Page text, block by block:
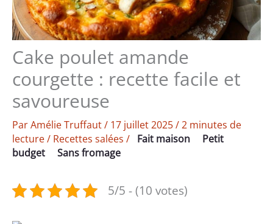
Cake poulet amande
courgette : recette facile et
savoureuse
ParAmélie Truffaut/ 17 juillet 2025/2 minutes de
lecture/ Recettes salées / Fait maison
Petit
budget
Sans fromage
5/5 - (10 votes)